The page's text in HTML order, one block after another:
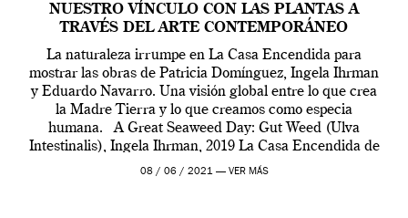
NUESTRO VÍNCULO CON LAS PLANTAS A
TRAVÉS DEL ARTE CONTEMPORÁNEO
La naturaleza irrumpe en La Casa Encendida para
mostrar las obras de Patricia Domínguez, Ingela Ihrman
y Eduardo Navarro. Una visión global entre lo que crea
la Madre Tierra y lo que creamos como especia
humana. A Great Seaweed Day: Gut Weed (Ulva
Intestinalis), Ingela Ihrman, 2019 La Casa Encendida de
Madrid y la Wellcome […]
08 / 06 / 2021 — VER MÁS